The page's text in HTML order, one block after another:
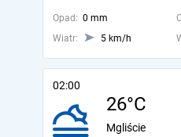
Opad: 0 mm
Wiatr:
5 km/h
02:00
26°C
Mgliście